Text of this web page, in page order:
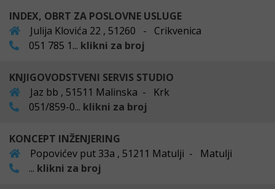
INDEX, OBRT ZA POSLOVNE USLUGE
Julija Klovića 22 , 51260 - Crikvenica
051 785 1... klikni za broj
KNJIGOVODSTVENI SERVIS STUDIO
Jaz bb , 51511 Malinska - Krk
051/859-0... klikni za broj
KONCEPT INŽENJERING
Popovićev put 33a , 51211 Matulji - Matulji
... klikni za broj